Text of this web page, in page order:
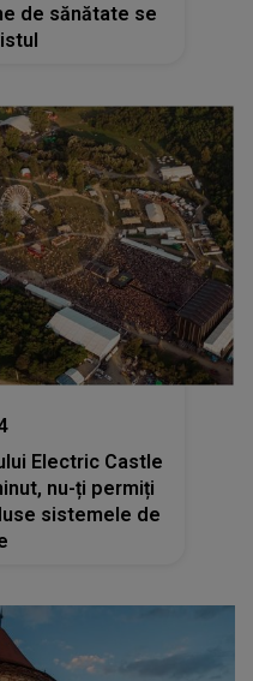
de sănătate se
Electric Castle
nu-ți permiți
sistemele de